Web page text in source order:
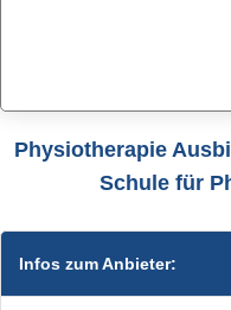
Physiotherapie
Schule für
Infos zum Anbieter: